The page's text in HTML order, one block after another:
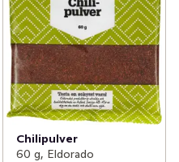
Chilipulver
60 g, Eldorado